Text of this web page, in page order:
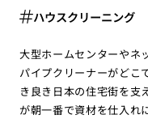
ハウスクリーニング
大型ホームセンターやネ
パイプクリーナーがどこ
き良き日本の住宅街を支
が朝一番で資材を仕入れ